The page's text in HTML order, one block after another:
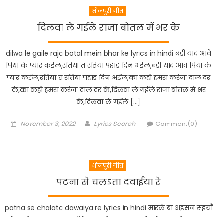
भोजपुरी गीत
दिलवा ले गईले राजा बोतल में भर के
dilwa le gaile raja botal mein bhar ke lyrics in hindi बड़ी याद आवे
पिया के प्यार कईल,रतिया त रतिया पहाड़ दिन भईल,बड़ी याद आवे पिया के
प्यार कईल,रतिया त रतिया पहाड़ दिन भईल,का कही हमरा करेजा दाल दर
के,का कही हमरा करेजा दाल दर के,दिलवा ले गईले राजा बोतल में भर
के,दिलवा ले गईले […]
Posted
November 3, 2022 Author
Lyrics Search Comment(0)
भोजपुरी गीत
पटना से चलऽता दवाईया रे
patna se chalata dawaiya re lyrics in hindi मारले बा अइसन सइयाँ